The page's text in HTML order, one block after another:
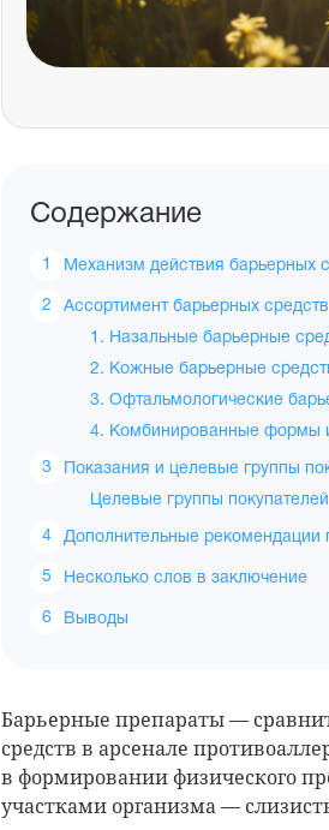
Содержание
Механизм действия барьерных
Ассортимент барьерных средств
1. Назальные барьерные
2. Кожные барьерные
3. Офтальмологические
4. Комбинированные формы
Показания и целевые группы
Целевые группы покупателей
Дополнительные рекомендации
Несколько слов в заключение
Выводы
Барьерные препараты —
средств в арсенале
в формировании физического
участками организма —